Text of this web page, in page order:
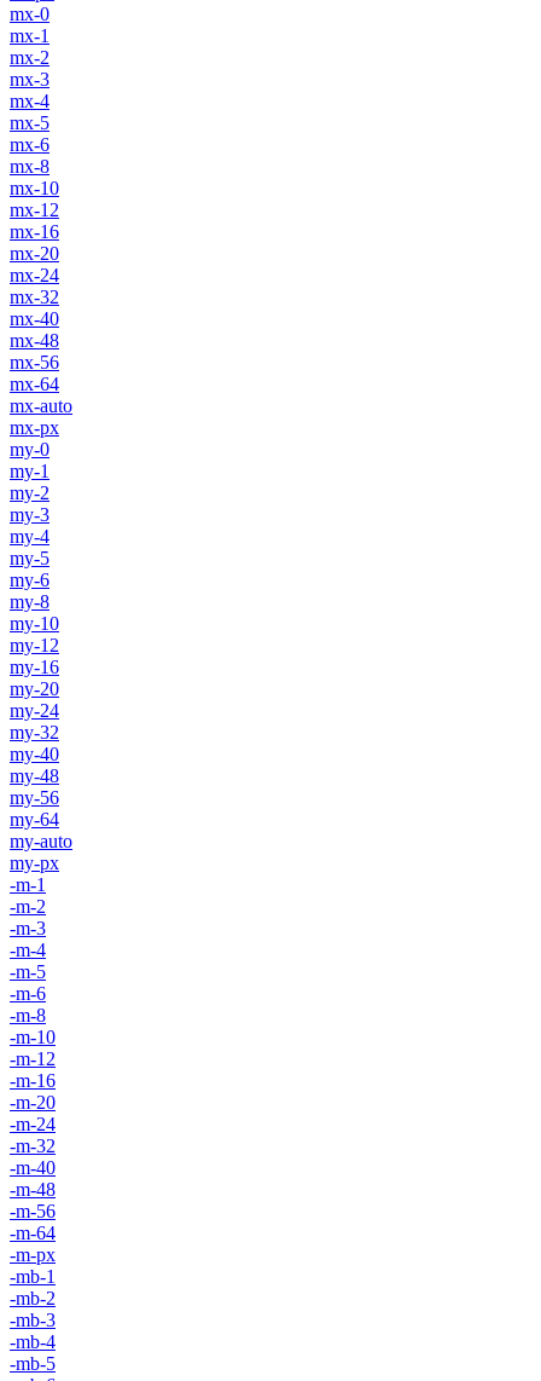
mx-0
mx-1
mx-2
mx-3
mx-4
mx-5
mx-6
mx-8
mx-10
mx-12
mx-16
mx-20
mx-24
mx-32
mx-40
mx-48
mx-56
mx-64
mx-auto
mx-px
my-0
my-1
my-2
my-3
my-4
my-5
my-6
my-8
my-10
my-12
my-16
my-20
my-24
my-32
my-40
my-48
my-56
my-64
my-auto
my-px
-m-1
-m-2
-m-3
-m-4
-m-5
-m-6
-m-8
-m-10
-m-12
-m-16
-m-20
-m-24
-m-32
-m-40
-m-48
-m-56
-m-64
-m-px
-mb-1
-mb-2
-mb-3
-mb-4
-mb-5